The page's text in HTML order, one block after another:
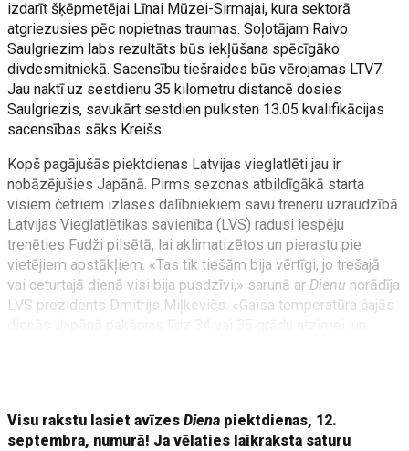
izdarīt šķēpmetējai Līnai Mūzei-Sirmajai, kura sektorā
atgriezusies pēc nopietnas traumas. Soļotājam Raivo
Saulgriezim labs rezultāts būs iekļūšana spēcīgāko
divdesmitniekā. Sacensību tiešraides būs vērojamas LTV7.
Jau naktī uz sestdienu 35 kilometru distancē dosies
Saulgriezis, savukārt sestdien pulksten 13.05 kvalifikācijas
sacensības sāks Kreišs.
Kopš pagājušās piektdienas Latvijas vieglatlēti jau ir
nobāzējušies Japānā. Pirms sezonas atbildīgākā starta
visiem četriem izlases dalībniekiem savu treneru uzraudzībā
Latvijas Vieglatlētikas savienība (LVS) radusi iespēju
trenēties Fudži pilsētā, lai aklimatizētos un pierastu pie
vietējiem apstākļiem. «Tas tik tiešām bija vērtīgi, jo trešajā
vai ceturtajā dienā visi bija pusdzīvi,» sarunā arDienu norādīja
LVS prezidents Dmitrijs Miļkevičs. «Gaisa temperatūra šajās
Visu rakstu lasiet avīzesDiena piektdienas, 12.
septembra, numurā! Ja vēlaties laikraksta saturu